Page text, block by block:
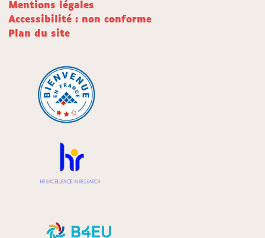
Mentions légales
Accessibilité : non conforme
Plan du site